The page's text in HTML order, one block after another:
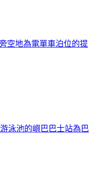
空地為電單車泊位的提
泳池的嶼巴巴士站為巴